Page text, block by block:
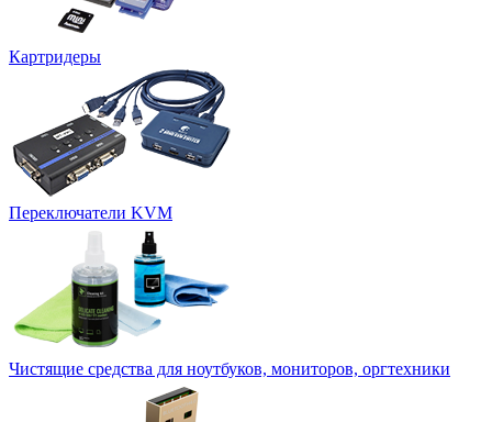
Картридеры
Переключатели KVM
Чистящие средства для ноутбуков, мониторов, оргтехники